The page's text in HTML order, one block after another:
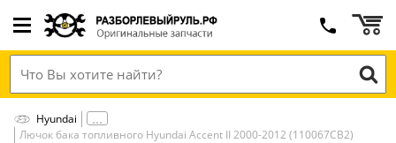
Hyundai
Лючок бака топливного Hyundai Accent II 2000-2012 (110067СВ2)